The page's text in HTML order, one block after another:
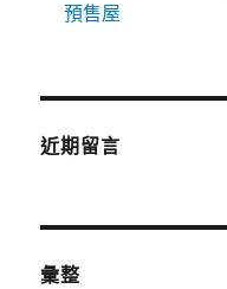
預售屋
近期留言
彙整